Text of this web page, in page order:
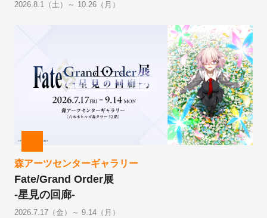
2026.8.1（土）～ 10.26（月）
森アーツセンターギャラリー
Fate/Grand Order展
-星見の回廊-
2026.7.17（金）～ 9.14（月）